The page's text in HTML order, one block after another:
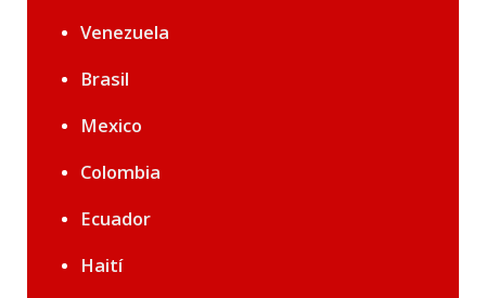
Venezuela
Brasil
Mexico
Colombia
Ecuador
Haití